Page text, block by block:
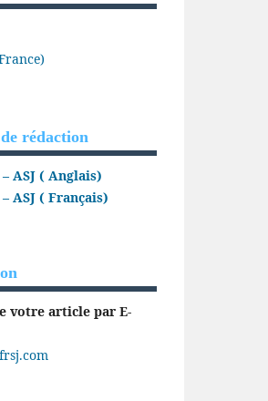
rédaction
ASJ ( Anglais)
ASJ ( Français)
votre article par E-